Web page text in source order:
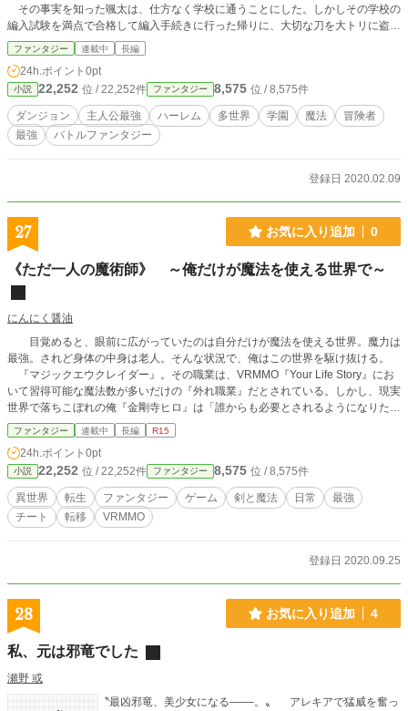
その事実を知った颯太は、仕方なく学校に通うことにした。しかしその学校の
編入試験を満点で合格して編入手続きに行った帰りに、大切な刀を大トリに盗ま
れた。そのトリを捕まえようとすると、大トリが刀を落として落下。 彼が落下
した先は何と女子風呂！？ そこで颯太は王国の第三王女、リーナ・マリアネ
スを押し倒して彼女の裸を直視してしまった。激怒したリーナは颯太に決闘を申
し込むのだが決闘当日に巨大な魔獣が学校を襲いにやってくる。 ――これは常
識破りの最強冒険者、雨宮颯太が学園で仲間たちと出会い、そして押し寄せる強
大な敵に立ち向かい、仲間と共に世界の謎を解明していく物語である！
ファンタジー 連載中 長編
24h.ポイント 0pt
小説 22,252 位 / 22,252件 ファンタジー 8,575 位 / 8,575件
ダンジョン 主人公最強 ハーレム 多世界 学園 魔法
冒険者
最強
バトルファンタジー
登録日 2020.02.09
27 お気に入り追加 0
《ただ一人の魔術師》 ～俺だけが魔法を使える世界で～
にんにく醤油
目覚めると、眼前に広がっていたのは自分だけが魔法を使える世界。魔力は
最強。されど身体の中身は老人。そんな状況で、俺はこの世界を駆け抜ける。
『マジックエウクレイダー』。その職業は、VRMMO『Your Life Story』にお
いて習得可能な魔法数が多いだけの『外れ職業』だとされている。しかし、現実
世界で落ちこぼれの俺『金剛寺ヒロ』は「誰からも必要とされるようになりた
い」という欲求を満たすためあえてその職業を選択し、老年の魔術師としてゲー
ムをプレイしていた。ゲーム内で理想の自分を演じることで、上手くいかない現
実から目を背けていたのだ。 ……だが、俺はあることをきっかけに突然の
死を迎えてしまう。そして目が覚めた俺の前に広がっていたのは『Your Life Sto
ry』と同じ法則が通用する異世界。そこには俺を必要としてくれる大勢の人たち
がいた。その世界において人類はゴブリン、オーク、ミノタウロスといった異種
族の侵攻に晒されており、魔法を持たない人類は滅亡の危機に瀕していたのだ。
ぎ強力な魔法を使うことができる。転移した先で『ソフィア』という少女を助け
ら、世界に大きな影響を与えていくのだった。 ※本作はカクヨム様、小説家に
なろう様、MAGNET MACROLINK様にも投稿させていただいています ※感想や
ご意見等ございましたら何でもお書きください！
ファンタジー 連載中 長編 R15
24h.ポイント 0pt
小説 22,252 位 / 22,252件 ファンタジー 8,575 位 / 8,575件
異世界 転生 ファンタジー ゲーム 剣と魔法 日常
最強
チート
転移 VRMMO
登録日 2020.09.25
28 お気に入り追加 4
私、元は邪竜でした
瀬野 或
〝最凶邪竜、美少女になる───。〟 アレキアで猛威を奮っ